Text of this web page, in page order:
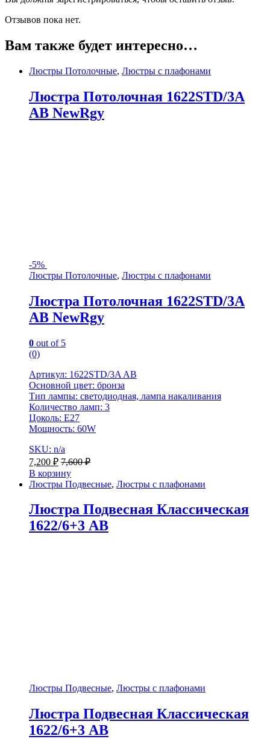
Отзывов пока нет.
Вам также будет интересно…
Люстры Потолочные, Люстры с плафонами
Люстра Потолочная 1622STD/3A
AB NewRgy
-5%
Люстры Потолочные, Люстры с плафонами
Люстра Потолочная 1622STD/3A
AB NewRgy
0 out of 5
(0)
Артикул: 1622STD/3A AB
Основной цвет: бронза
Тип лампы: светодиодная, лампа накаливания
Количество ламп: 3
Цоколь: E27
Мощность: 60W
SKU: n/a
7,200 ₽ 7,600₽
В корзину
Люстры Подвесные, Люстры с плафонами
Люстра Подвесная Классическая
1622/6+3 AB
Люстры Подвесные, Люстры с плафонами
Люстра Подвесная Классическая
1622/6+3 AB